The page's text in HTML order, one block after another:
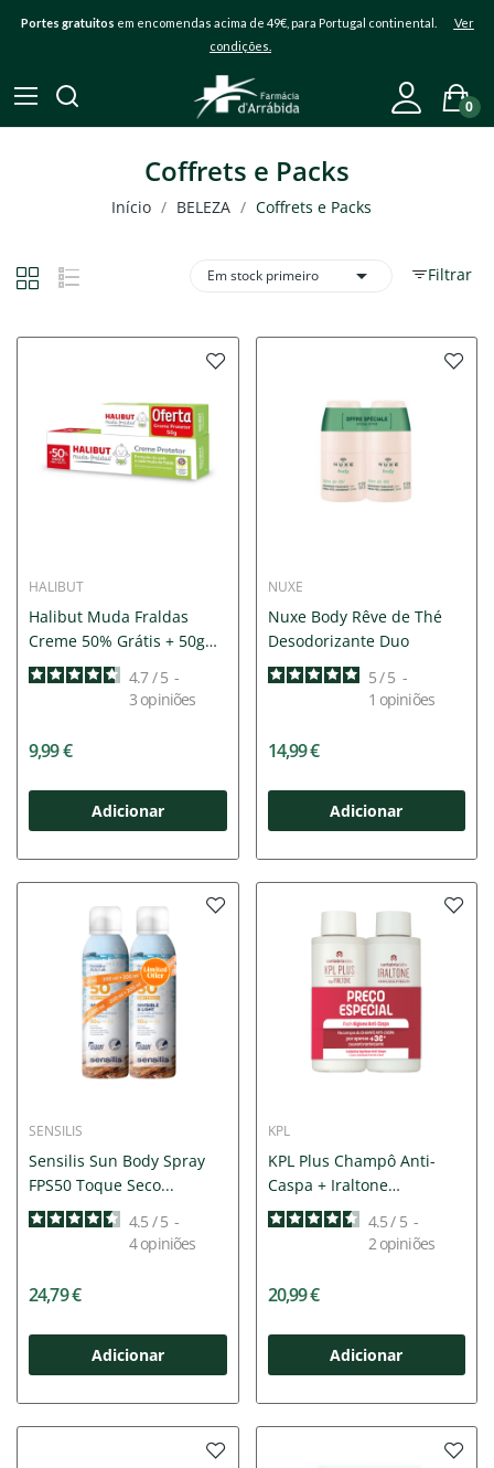
Portes gratuitos em encomendas acima de 49€, para Portugal continental. Ver
condições.
0
Coffrets e Packs
Início BELEZA Coffrets e Packs
Filtrar
Em stock primeiro 
HALIBUT
Halibut Muda Fraldas
Creme 50% Grátis + 50g
|...
4.7/ 5 -
3 opiniões
9,99 €
Adicionar
NUXE
Nuxe Body Rêve de Thé
Desodorizante Duo
5/ 5 -
1 opiniões
14,99 €
Adicionar
SENSILIS
Sensilis Sun Body Spray
FPS50 Toque Seco...
4.5 / 5 -
4opiniões
24,79 €
Adicionar
KPL
KPL Plus Champô Anti-
Caspa + Iraltone
Champô...
4.5/ 5 -
2opiniões
20,99 €
Adicionar